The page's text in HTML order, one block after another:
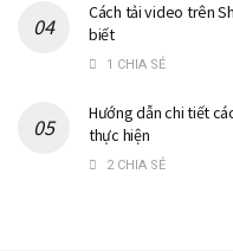
Cách tải video trên
biết
1 CHIA SẺ
Hướng dẫn chi tiết
thực hiện
2 CHIA SẺ